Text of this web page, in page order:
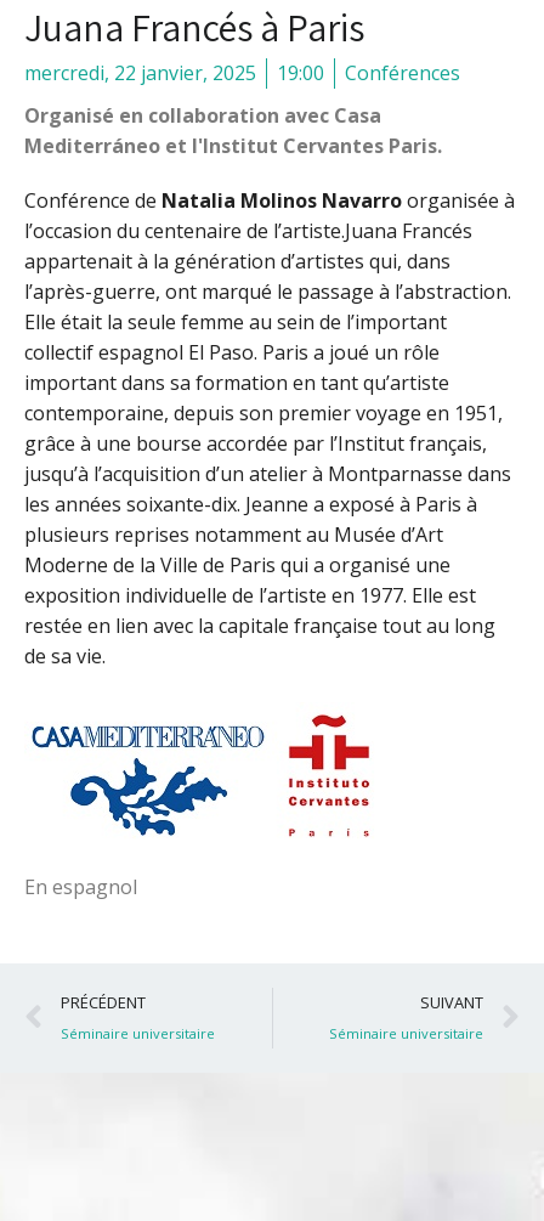
Juana Francés à Paris
mercredi, 22 janvier, 2025 19:00
Conférences
Organisé en collaboration avec Casa
Mediterráneo et l'Institut Cervantes Paris.
Conférence de Natalia Molinos Navarroorganisée à
l’occasion du centenaire de l’artiste.Juana Francés
appartenait à la génération d’artistes qui, dans
l’après-guerre, ont marqué le passage à l’abstraction.
Elle était la seule femme au sein de l’important
collectif espagnol El Paso. Paris a joué un rôle
important dans sa formation en tant qu’artiste
contemporaine, depuis son premier voyage en 1951,
grâce à une bourse accordée par l’Institut français,
jusqu’à l’acquisition d’un atelier à Montparnasse dans
les années soixante-dix. Jeanne a exposé à Paris à
plusieurs reprises notamment au Musée d’Art
Moderne de la Ville de Paris qui a organisé une
exposition individuelle de l’artiste en 1977. Elle est
restée en lien avec la capitale française tout au long
de sa vie.
En espagnol
Précédent
PRÉCÉDENT
Séminaire universitaire
SUIVANT
Séminaire universitaire